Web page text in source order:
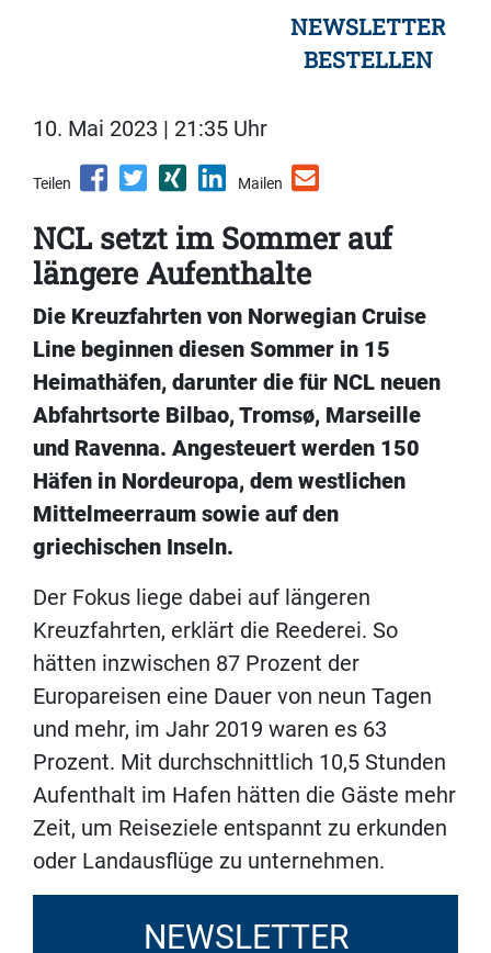
NEWSLETTER
BESTELLEN
10. Mai 2023 | 21:35 Uhr
Teilen Mailen
NCL setzt im Sommer auf
längere Aufenthalte
Die Kreuzfahrten von Norwegian Cruise
Line beginnen diesen Sommer in 15
Heimathäfen, darunter die für NCL neuen
Abfahrtsorte Bilbao, Tromsø, Marseille
und Ravenna. Angesteuert werden 150
Häfen in Nordeuropa, dem westlichen
Mittelmeerraum sowie auf den
griechischen Inseln.
Der Fokus liege dabei auf längeren
Kreuzfahrten, erklärt die Reederei. So
hätten inzwischen 87 Prozent der
Europareisen eine Dauer von neun Tagen
und mehr, im Jahr 2019 waren es 63
Prozent. Mit durchschnittlich 10,5 Stunden
Aufenthalt im Hafen hätten die Gäste mehr
Zeit, um Reiseziele entspannt zu erkunden
oder Landausflüge zu unternehmen.
NEWSLETTER